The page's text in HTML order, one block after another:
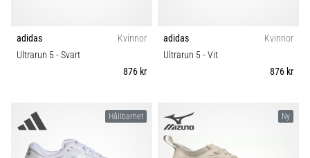
adidas
Kvinnor
Ultrarun 5- Svart
876 kr
adidas
Kvinnor
Ultrarun 5- Vit
876 kr
Hållbarhet Ny